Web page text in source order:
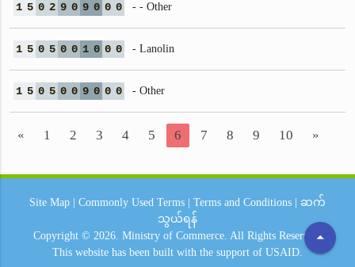
1 5 0 2 9 0 9 0 0 0 - - Other
1 5 0 5 0 0 1 0 0 0 - Lanolin
1 5 0 5 0 0 9 0 0 0 - Other
« 1 2 3 4 5 6 7 8 9 10 »
arrow_drop_up
Site Map Commonly Used Terms Terms and Conditions
ဆက်
သွယ်ရန်
Copyright © 2026. Ministry of Commerce. All Rights Reserved.
This website has been built with the support of USAID.